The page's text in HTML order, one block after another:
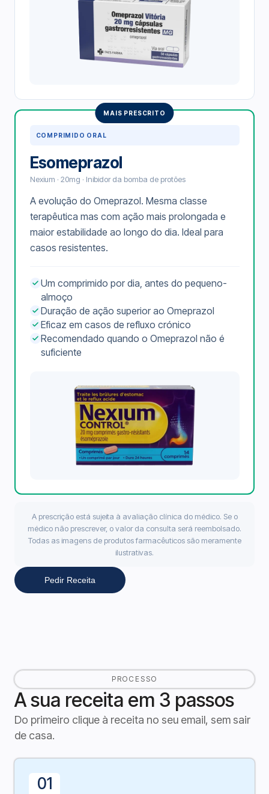
MAIS PRESCRITO
COMPRIMIDO ORAL
Esomeprazol
Nexium · 20mg · Inibidor da bomba de protões
A evolução do Omeprazol. Mesma classe
terapêutica mas com ação mais prolongada e
maior estabilidade ao longo do dia. Ideal para
casos resistentes.
Um comprimido por dia, antes do pequeno-
almoço
Duração de ação superior ao Omeprazol
Eficaz em casos de refluxo crónico
Recomendado quando o Omeprazol não é
suficiente
A prescrição está sujeita à avaliação clínica do médico. Se o
médico não prescrever, o valor da consulta será reembolsado.
Todas as imagens de produtos farmacêuticos são meramente
ilustrativas.
Pedir Receita
PROCESSO
A sua receita em 3 passos
Do primeiro clique à receita no seu email, sem sair
de casa.
01